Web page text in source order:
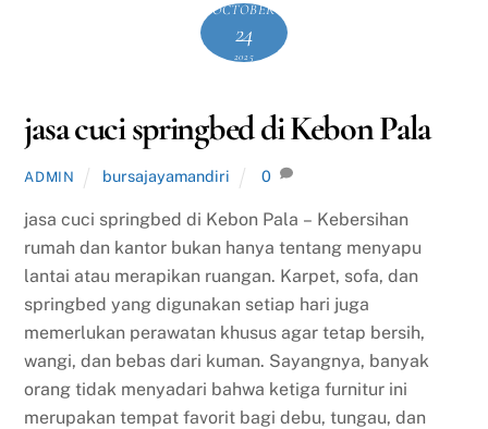
OCTOBER
24
2025
jasa cuci springbed di Kebon Pala
ADMIN bursajayamandiri 0
jasa cuci springbed di Kebon Pala – Kebersihan
rumah dan kantor bukan hanya tentang menyapu
lantai atau merapikan ruangan. Karpet, sofa, dan
springbed yang digunakan setiap hari juga
memerlukan perawatan khusus agar tetap bersih,
wangi, dan bebas dari kuman. Sayangnya, banyak
orang tidak menyadari bahwa ketiga furnitur ini
merupakan tempat favorit bagi debu, tungau, dan